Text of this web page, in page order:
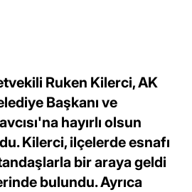
Ruken Kilerci, AK
Başkanı ve
hayırlı olsun
Kilerci, ilçelerde esnafı
bir araya geldi
bulundu. Ayrıca